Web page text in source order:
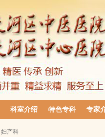
科室介绍 特色专科 专家
妇产科